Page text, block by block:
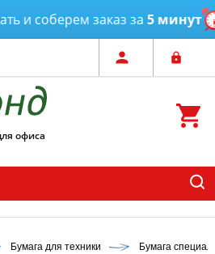
и соберем заказ за5 минут
офиса
Бумага для техники Бумага